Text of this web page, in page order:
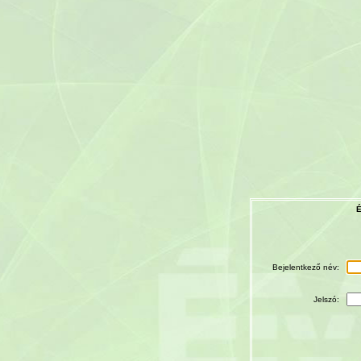
Bejelentkező név:
Jelszó: